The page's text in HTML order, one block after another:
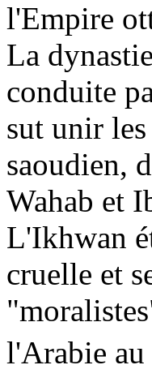
l'Empire
La
conduite
sut unir
saoudien,
Wahab et
L'Ikhwan
cruelle et
l'Arabie au